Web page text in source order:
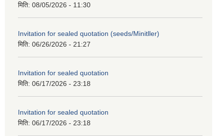
मिति: 08/05/2026 - 11:30
Invitation for sealed quotation (seeds/Minitller)
मिति: 06/26/2026 - 21:27
Invitation for sealed quotation
मिति: 06/17/2026 - 23:18
Invitation for sealed quotation
मिति: 06/17/2026 - 23:18